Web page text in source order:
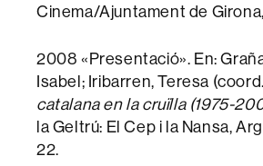
Cinema/Ajuntament de Girona,
2008 «Presentació». En:
Isabel; Iribarren, Teresa
catalana en la cruïlla (1975-
la Geltrú: El Cep i la Nansa,
22.